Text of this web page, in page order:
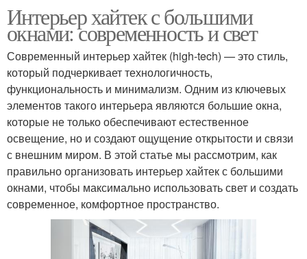
Интерьер хайтек с большими
окнами: современность и свет
Современный интерьер хайтек (high-tech) — это стиль,
который подчеркивает технологичность,
функциональность и минимализм. Одним из ключевых
элементов такого интерьера являются большие окна,
которые не только обеспечивают естественное
освещение, но и создают ощущение открытости и связи
с внешним миром. В этой статье мы рассмотрим, как
правильно организовать интерьер хайтек с большими
окнами, чтобы максимально использовать свет и создать
современное, комфортное пространство.